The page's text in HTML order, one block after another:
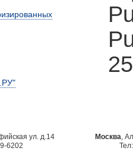
ул. д.14
6202
Москва,